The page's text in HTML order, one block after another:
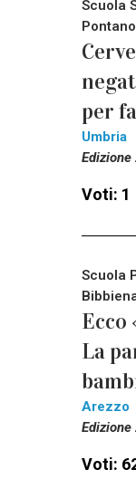
Scuola
per
Umbria
Edizione
Voti: 1
Scuola
Ecco
La
Arezzo
Edizione
Voti: